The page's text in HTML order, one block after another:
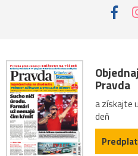
Pravda
a získajte
deň